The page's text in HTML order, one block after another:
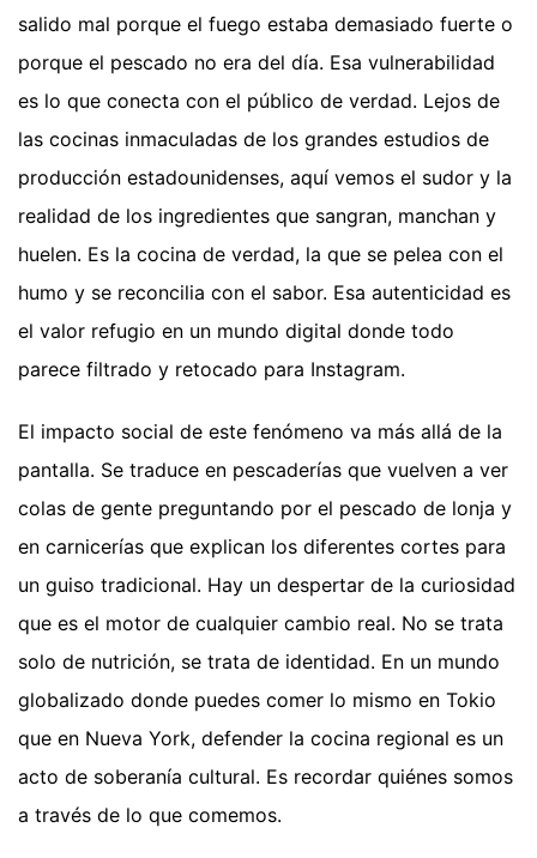
salido mal porque el fuego estaba demasiado fuerte o
porque el pescado no era del día. Esa vulnerabilidad
es lo que conecta con el público de verdad. Lejos de
las cocinas inmaculadas de los grandes estudios de
producción estadounidenses, aquí vemos el sudor y la
realidad de los ingredientes que sangran, manchan y
huelen. Es la cocina de verdad, la que se pelea con el
humo y se reconcilia con el sabor. Esa autenticidad es
el valor refugio en un mundo digital donde todo
parece filtrado y retocado para Instagram.
El impacto social de este fenómeno va más allá de la
pantalla. Se traduce en pescaderías que vuelven a ver
colas de gente preguntando por el pescado de lonja y
en carnicerías que explican los diferentes cortes para
un guiso tradicional. Hay un despertar de la curiosidad
que es el motor de cualquier cambio real. No se trata
solo de nutrición, se trata de identidad. En un mundo
globalizado donde puedes comer lo mismo en Tokio
que en Nueva York, defender la cocina regional es un
acto de soberanía cultural. Es recordar quiénes somos
a través de lo que comemos.